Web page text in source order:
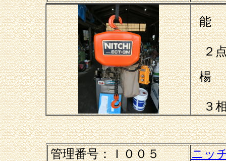
能
２点
楊
３相
管理番号：Ｉ００５ ニッ